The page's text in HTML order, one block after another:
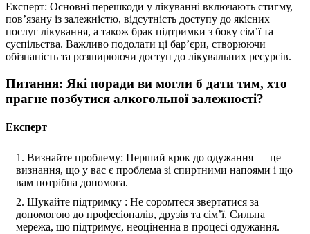
Експерт: Основні перешкоди у лікуванні включають стигму,
пов’язану із залежністю, відсутність доступу до якісних
послуг лікування, а також брак підтримки з боку сім’ї та
суспільства. Важливо подолати ці бар’єри, створюючи
обізнаність та розширюючи доступ до лікувальних ресурсів.
Питання: Які поради ви могли б дати тим, хто
прагне позбутися алкогольної залежності?
Експерт
Визнайте проблему: Перший крок до одужання — це
визнання, що у вас є проблема зі спиртними напоями і що
вам потрібна допомога.
Шукайте підтримку : Не соромтеся звертатися за
допомогою до професіоналів, друзів та сім’ї. Сильна
мережа, що підтримує, неоціненна в процесі одужання.